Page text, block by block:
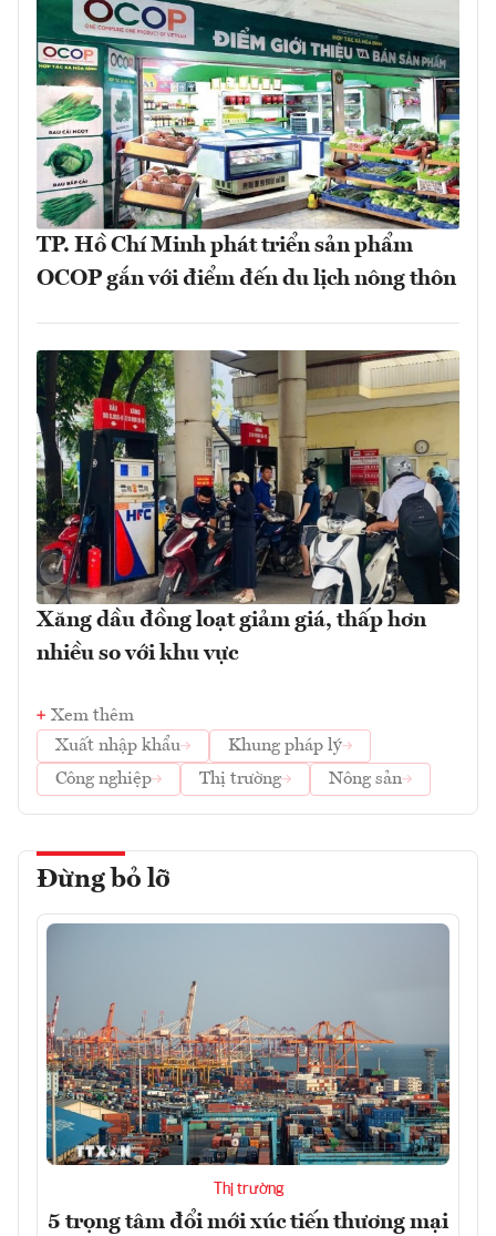
TP. Hồ Chí Minh phát triển sản phẩm
OCOP gắn với điểm đến du lịch nông thôn
Xăng dầu đồng loạt giảm giá, thấp hơn
nhiều so với khu vực
Xem thêm
Xuất nhập khẩu
Khung pháp lý
Công nghiệp
Thị trường Nông sản
Đừng bỏ lỡ
Thị trường
5 trọng tâm đổi mới xúc tiến thương mại